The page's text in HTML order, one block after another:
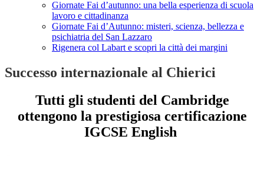
Giornate Fai d’autunno: una bella esperienza di scuola
lavoro e cittadinanza
Giornate Fai d’Autunno: misteri, scienza, bellezza e
psichiatria del San Lazzaro
Rigenera col Labart e scopri la città dei margini
Successo internazionale al Chierici
Tutti gli studenti del Cambridge
ottengono la prestigiosa certificazione
IGCSE English